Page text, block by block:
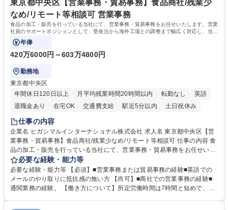
社員から頼られる存在になることができます。平均19:30の退勤以降の業
務の持ち帰りも禁止されており、メリハリのある働き方となります。 学
歴・資格 学歴：大学院 大学 高専 短大 語学力： 資格：
東京都中央区【営業事務・貿易事務】食品商社/残業少
なめ/リモート等相談可 営業事務
食品の加工・販売を行っている当社にて、営業事務・貿易事務をお任せいたします。営業
社員のサポートポジションとして、受発注から海外工場との調整まで幅広く対応し、当社
事業の根幹を支えていただきます。
年俸
420万6000円～603万4800円
勤務地
東京都中央区
年間休日120日以上
月平均残業時間20時間以内 転勤なし
英語
退職金あり
在宅OK 交通費支給 駅近5分以内 土日祝休み
仕事の内容
企業名 ヒガシマルインターナショナル株式会社 求人名 東京都中央区【営
業事務・貿易事務】食品商社/残業少なめ/リモート等相談可 仕事の内容 食
品の加工・販売を行っている当社にて、営業事務・貿易事務をお任せいた
します。営業社員のサポートポジションとして、受発注から海外工場との
調整まで幅広く対応し、当社事業の根幹を支えていただきます。 ■受発注
業務、請求書発行 ■海外工場とのスケジュール調整 ■在庫管理 ■輸入書類
の確認・作成 ■配送手配 ■通関業者を通して行う輸出入業全般 ■倉庫との
必要な経験・能力等
必要な経験・能力等 【必須】■営業事務または貿易事務の経験■英語での
メールのやり取りに抵抗感の無い方 【尚可】■商社での営業事務の経験■
通関業務の経験。 【働き方について】所定労働時間は7時間と短めで、残